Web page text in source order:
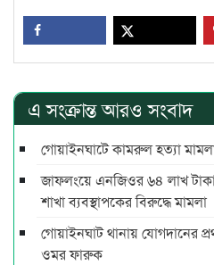
এ সংক্রান্ত আরও সংবাদ
গোয়াইনঘাটে কামরুল হত্যা
জাফলংয়ে এনজিওর ৬৪ লাখ
শাখা ব্যবস্থাপকের বিরুদ্ধে মামলা
গোয়াইনঘাট থানায় যোগদানের
ওমর ফারুক